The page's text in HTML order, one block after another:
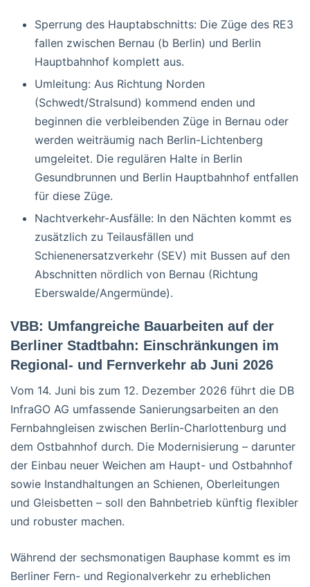
Sperrung des Hauptabschnitts: Die Züge des RE3
fallen zwischen Bernau (b Berlin) und Berlin
Hauptbahnhof komplett aus.
Umleitung: Aus Richtung Norden
(Schwedt/Stralsund) kommend enden und
beginnen die verbleibenden Züge in Bernau oder
werden weiträumig nach Berlin-Lichtenberg
umgeleitet. Die regulären Halte in Berlin
Gesundbrunnen und Berlin Hauptbahnhof entfallen
für diese Züge.
Nachtverkehr-Ausfälle: In den Nächten kommt es
zusätzlich zu Teilausfällen und
Schienenersatzverkehr (SEV) mit Bussen auf den
Abschnitten nördlich von Bernau (Richtung
Eberswalde/Angermünde).
VBB: Umfangreiche Bauarbeiten auf der
Berliner Stadtbahn: Einschränkungen im
Regional- und Fernverkehr ab Juni 2026
Vom 14. Juni bis zum 12. Dezember 2026 führt die DB
InfraGO AG umfassende Sanierungsarbeiten an den
Fernbahngleisen zwischen Berlin-Charlottenburg und
dem Ostbahnhof durch. Die Modernisierung – darunter
der Einbau neuer Weichen am Haupt- und Ostbahnhof
sowie Instandhaltungen an Schienen, Oberleitungen
und Gleisbetten – soll den Bahnbetrieb künftig flexibler
und robuster machen.
Während der sechsmonatigen Bauphase kommt es im
Berliner Fern- und Regionalverkehr zu erheblichen